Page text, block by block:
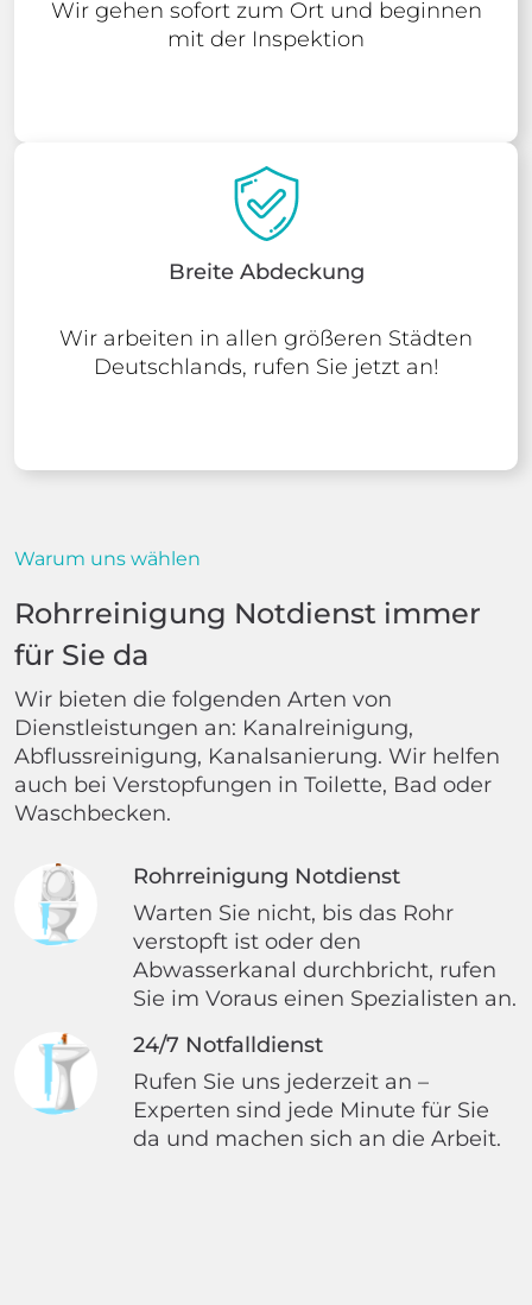
Wir gehen sofort zum Ort und beginnen
mit der Inspektion
Breite Abdeckung
Wir arbeiten in allen größeren Städten
Deutschlands, rufen Sie jetzt an!
Warum uns wählen
Rohrreinigung Notdienst immer
für Sie da
Wir bieten die folgenden Arten von
Dienstleistungen an: Kanalreinigung,
Abflussreinigung, Kanalsanierung. Wir helfen
auch bei Verstopfungen in Toilette, Bad oder
Waschbecken.
Rohrreinigung Notdienst
Warten Sie nicht, bis das Rohr
verstopft ist oder den
Abwasserkanal durchbricht, rufen
Sie im Voraus einen Spezialisten an.
24/7 Notfalldienst
Rufen Sie uns jederzeit an –
Experten sind jede Minute für Sie
da und machen sich an die Arbeit.